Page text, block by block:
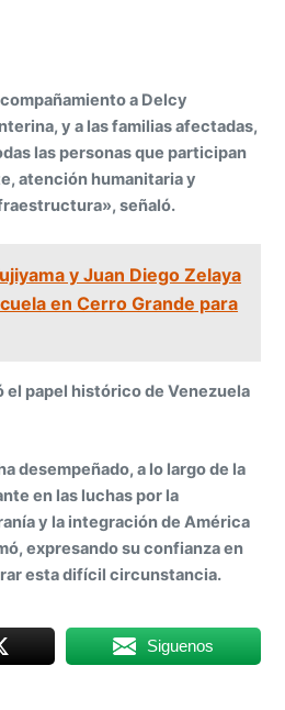
a Delcy
y a las familias afectadas,
las personas que participan
atención humanitaria y
señaló.
y Juan Diego Zelaya
en Cerro Grande para
el papel histórico de Venezuela
desempeñado, a lo largo de la
en las luchas por la
y la integración de América
expresando su confianza en
esta difícil circunstancia.
Siguenos